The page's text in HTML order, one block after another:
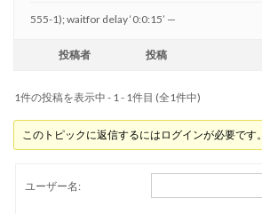
555-1); waitfor delay ‘0:0:15’ —
投稿者 投稿
1件の投稿を表示中 - 1 - 1件目 (全1件中)
このトピックに返信するにはログインが必要です。
ユーザー名: